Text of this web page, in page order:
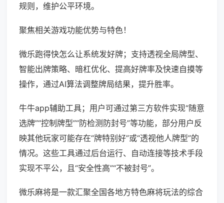
规则，维护公平环境。
聚焦相关游戏功能优势与特色！
微乐跑得快怎么让系统发好牌；支持透视全局牌型、
智能出牌策略、暗杠优化、提高好牌率及快速自摸等
操作，通过AI算法调整牌局结果，提升胜率。
牛牛app辅助工具；用户可通过第三方软件实现“随意
选牌”“控制牌型”“防检测防封号”等功能，部分用户反
映其他玩家可能存在“牌特别好”或“透视他人牌型”的
情况。这些工具通过后台运行、自动连接等技术手段
实现不平公，且“安全性高”“不被封号”。
微乐麻将是一款汇聚全国各地方特色麻将玩法的综合